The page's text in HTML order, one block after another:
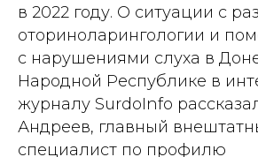
в 2022 году. О ситуации с
оториноларингологии и
с нарушениями слуха в
Народной Республике в
журналу SurdoInfo
Андреев, главный
специалист по профилю